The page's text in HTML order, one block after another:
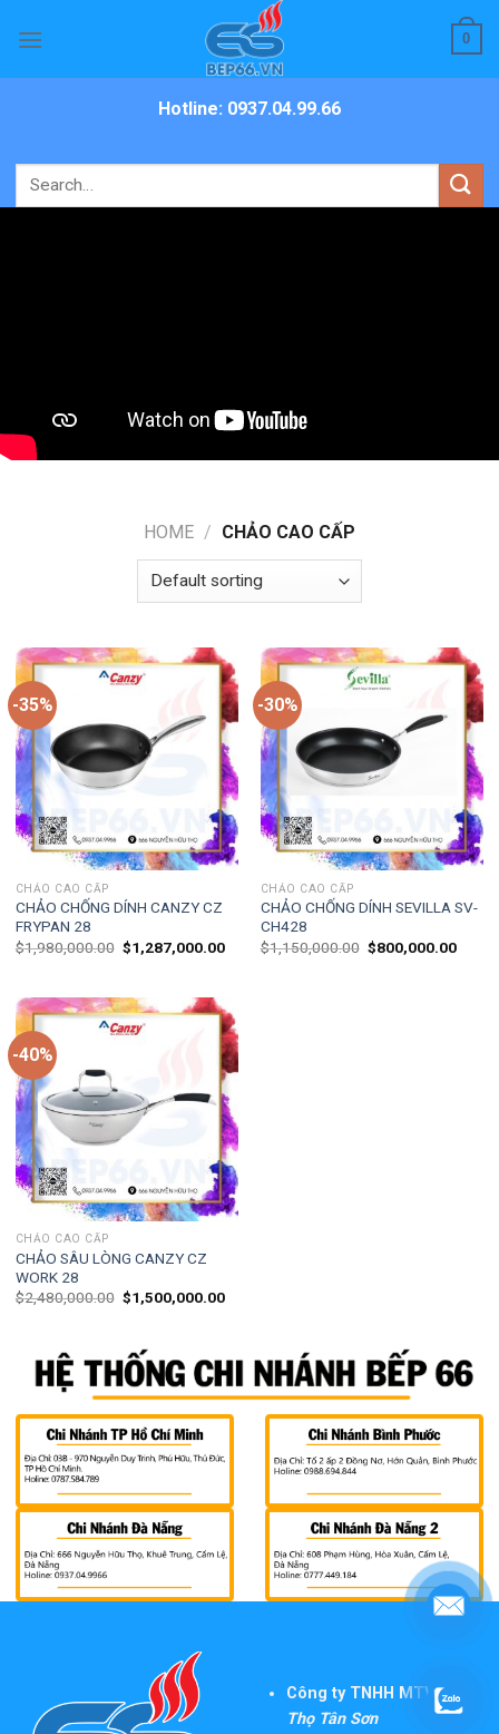
0
Hotline: 0937.04.99.66
Search
for:
HOME / CHẢO CAO CẤP
-35%
CHẢO CAO CẤP
CHẢO CHỐNG DÍNH CANZY CZ
FRYPAN 28
$1,980,000.00 $1,287,000.00
-30%
CHẢO CAO CẤP
CHẢO CHỐNG DÍNH SEVILLA SV-
CH428
$1,150,000.00 $800,000.00
-40%
CHẢO CAO CẤP
CHẢO SÂU LÒNG CANZY CZ
WORK 28
$2,480,000.00 $1,500,000.00
Công ty TNHH MTV TM
Thọ Tân Sơn